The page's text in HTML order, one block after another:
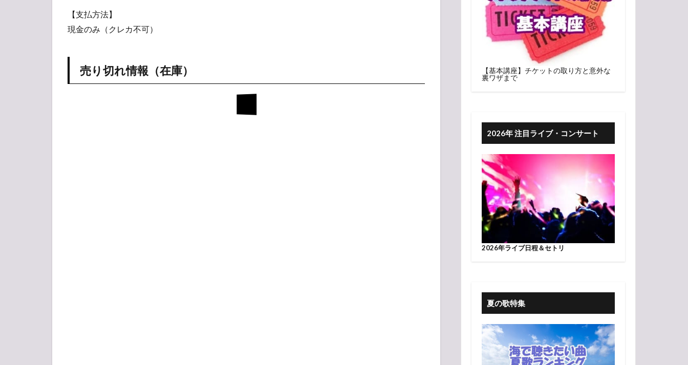
【ア
ト】
人気
【支払方法】
現金のみ（クレカ不可）
売り切れ情報（在庫）
【基本講座】チケットの取り方と意外な
裏ワザまで
2026年 注目ライブ・コンサート
2026年ライブ日程＆セトリ
夏の歌特集